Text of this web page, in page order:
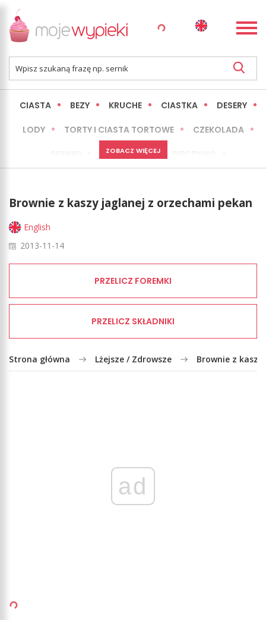
CIASTA BEZY KRUCHE CIASTKA DESERY
LODY TORTY I CIASTA TORTOWE CZEKOLADA
MINI WYPIEKI
LŻEJSZE / ZDROWSZE INNE
ZOBACZ WIĘCEJ
Brownie z kaszy jaglanej z orzechami pekan
English
2013-11-14
PRZELICZ FOREMKI
PRZELICZ SKŁADNIKI
Strona główna Lżejsze / Zdrowsze Brownie z
ad